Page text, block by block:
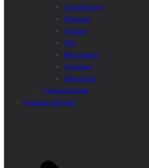
Conférences
Festivals
Forums
Prix
Rencontres
Sommets
Spectacles
Uncategorised
Campus Univers